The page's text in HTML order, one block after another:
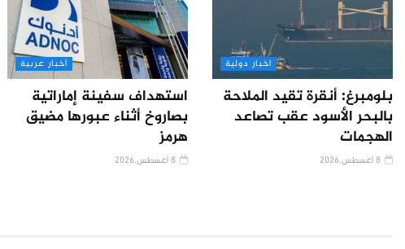
اخبار دولية
بلومبرغ: أنقرة تقيد الملاحة
بالبحر الأسود عقب تصاعد
الهجمات
أخبار عربية
استهداف سفينة إماراتية
بصاروخ أثناء عبورها مضيق
هرمز